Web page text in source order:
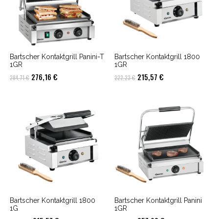
Bartscher Kontaktgrill Panini-T
1GR
284,71€ Ursprünglicher
284,71 €
276,16 €
276,16 €.
Bartscher Kontaktgrill 1800
1GR
222,23€ Ursprünglicher
222,23 €
215,57 €
215,57 €.
Bartscher Kontaktgrill 1800
1G
Bartscher Kontaktgrill Panini
1GR